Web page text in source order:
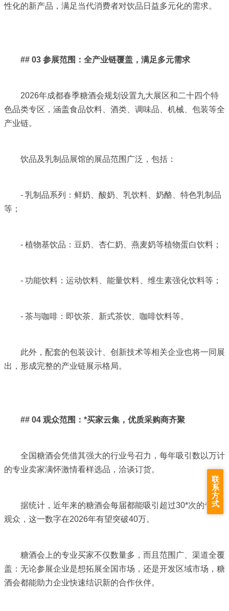
性化的新产品，满足当代消费者对饮品日益多元化的需求。
## 03 参展范围：全产业链覆盖，满足多元需求
2026年成都春季糖酒会规划设置九大展区和二十四个特
色品类专区，涵盖食品饮料、酒类、调味品、机械、包装等全
产业链。
饮品及乳制品展馆的展品范围广泛，包括：
- 乳制品系列：鲜奶、酸奶、乳饮料、奶酪、特色乳制品
等；
- 植物基饮品：豆奶、杏仁奶、燕麦奶等植物蛋白饮料；
- 功能饮料：运动饮料、能量饮料、维生素强化饮料等；
- 茶与咖啡：即饮茶、新式茶饮、咖啡饮料等。
此外，配套的包装设计、创新技术等相关企业也将一同展
出，形成完整的产业链展示格局。
## 04 观众范围：*买家云集，优质采购商齐聚
全国糖酒会凭借其强大的行业号召力，每年吸引数以万计
的专业卖家满怀激情看样选品，洽谈订货。
据统计，近年来的糖酒会每届都能吸引超过30*次的专业
观众，这一数字在2026年有望突破40万。
糖酒会上的专业买家不仅数量多，而且范围广、渠道全覆
盖：无论参展企业是想拓展全国市场，还是开发区域市场，糖
酒会都能助力企业快速结识新的合作伙伴。
联
系
方
式